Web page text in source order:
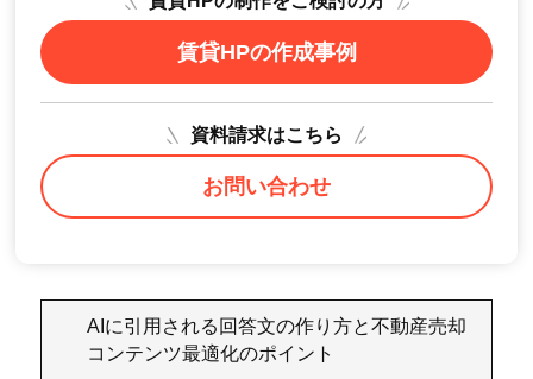
賃貸HPの作成事例
資料請求はこちら
お問い合わせ
AIに引用される回答文の作り方と不動産売却
コンテンツ最適化のポイント